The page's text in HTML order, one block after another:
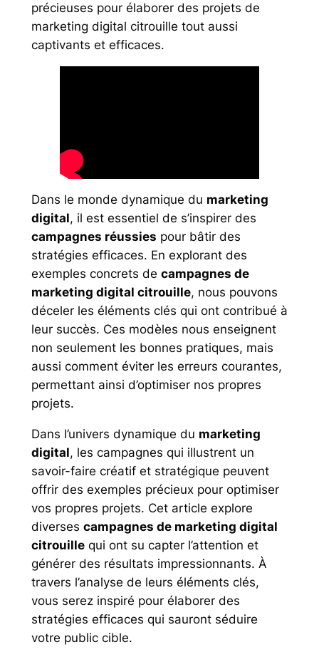
précieuses pour élaborer des projets de
marketing digital citrouille tout aussi
captivants et efficaces.
Dans le monde dynamique du marketing
digital, il est essentiel de s’inspirer des
campagnes réussies pour bâtir des
stratégies efficaces. En explorant des
exemples concrets de campagnes de
marketing digital citrouille, nous pouvons
déceler les éléments clés qui ont contribué à
leur succès. Ces modèles nous enseignent
non seulement les bonnes pratiques, mais
aussi comment éviter les erreurs courantes,
permettant ainsi d’optimiser nos propres
projets.
Dans l’univers dynamique du marketing
digital, les campagnes qui illustrent un
savoir-faire créatif et stratégique peuvent
offrir des exemples précieux pour optimiser
vos propres projets. Cet article explore
diverses campagnes de marketing digital
citrouillequi ont su capter l’attention et
générer des résultats impressionnants. À
travers l’analyse de leurs éléments clés,
vous serez inspiré pour élaborer des
stratégies efficaces qui sauront séduire
votre public cible.